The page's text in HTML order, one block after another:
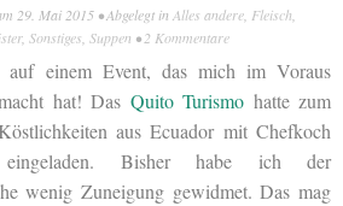
29. Mai 2015 • Abgelegt in Alles andere Fleisch
, Sonstiges Suppen •2 Kommentare
einem Event, das mich im Voraus
hat! Das Quito Turismo hatte zum
aus Ecuador mit Chefkoch
Bisher habe ich der
wenig Zuneigung gewidmet. Das mag